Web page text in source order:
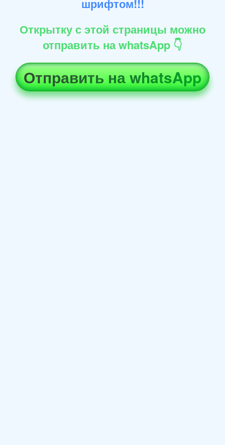
шрифтом!!!
Открытку с этой страницы можно
отправить на whatsApp 👇
Отправить на whatsApp